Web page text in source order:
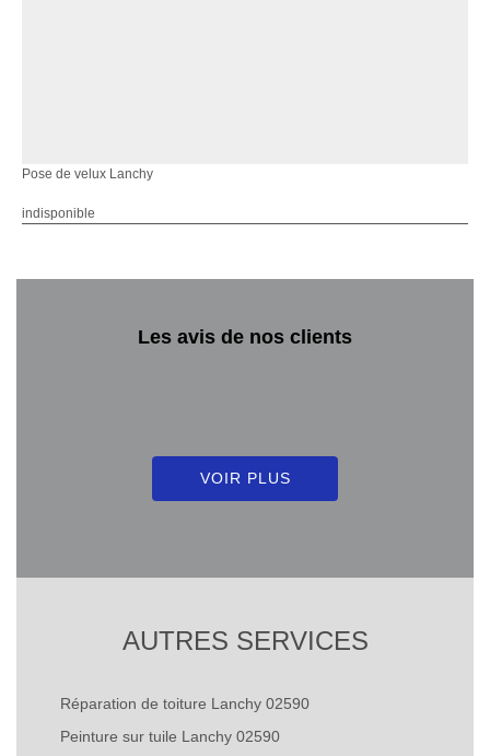
Pose de velux Lanchy
indisponible
Les avis de nos clients
VOIR PLUS
AUTRES SERVICES
Réparation de toiture Lanchy 02590
Peinture sur tuile Lanchy 02590